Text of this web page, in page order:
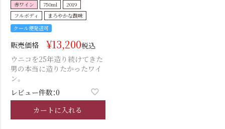
赤ワイン 750ml
2019
フルボディ
まろやかな酸味
クール便発送可
販売価格 ¥13,200税込
ウニコを25年造り続けてきた
男の本当に造りたかったワイ
ン。
レビュー件数：0
カートに入れる